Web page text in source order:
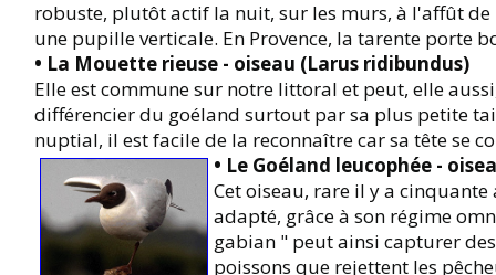
robuste, plutôt actif la nuit, sur les murs, à l'affût
une pupille verticale. En Provence, la tarente porte
• La Mouette rieuse - oiseau (Larus ridibundus)
Elle est commune sur notre littoral et peut, elle
différencier du goéland surtout par sa plus petite
nuptial, il est facile de la reconnaître car sa tête se
• Le Goéland leucophée -
Cet oiseau, rare il y a
adapté, grâce à son régime
gabian " peut ainsi capturer
poissons que rejettent les